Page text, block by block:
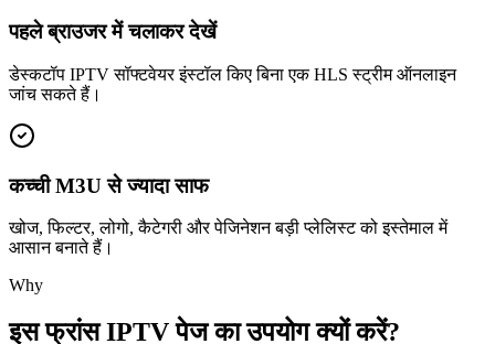
पहले ब्राउजर में चलाकर देखें
डेस्कटॉप IPTV सॉफ्टवेयर इंस्टॉल किए बिना एक HLS स्ट्रीम ऑनलाइन
जांच सकते हैं।
कच्ची M3U से ज्यादा साफ
खोज, फिल्टर, लोगो, कैटेगरी और पेजिनेशन बड़ी प्लेलिस्ट को इस्तेमाल में
आसान बनाते हैं।
Why
इस फ्रांस IPTV पेज का उपयोग क्यों करें?